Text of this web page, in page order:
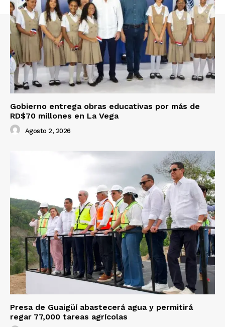
Gobierno entrega obras educativas por más de
RD$70 millones en La Vega
Agosto 2, 2026
Presa de Guaigüí abastecerá agua y permitirá
regar 77,000 tareas agrícolas